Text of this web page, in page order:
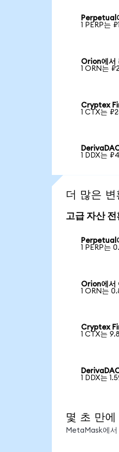
Perpetual
1 PERP는
Orion에서
1 ORN는
Cryptex
1 CTX는
1 DDX는
더 많은
고급 자산 전
Perpetual
1 PERP는
Orion에
1 ORN는
Cryptex
1 CTX는
1 DDX는
몇 초 만
MetaMask에서